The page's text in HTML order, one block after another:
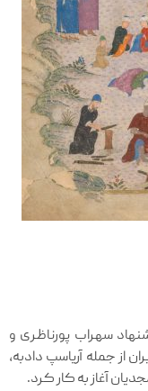
همراهی و پیشنهاد سهراب پورناظری و
جمله آریاسپ دادبه،
آغاز به کار کرد.